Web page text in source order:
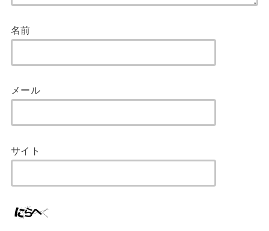
名前
メール
サイト